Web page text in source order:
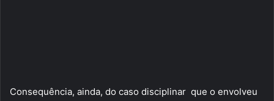
Consequência, ainda, do caso disciplinar que o envolveu